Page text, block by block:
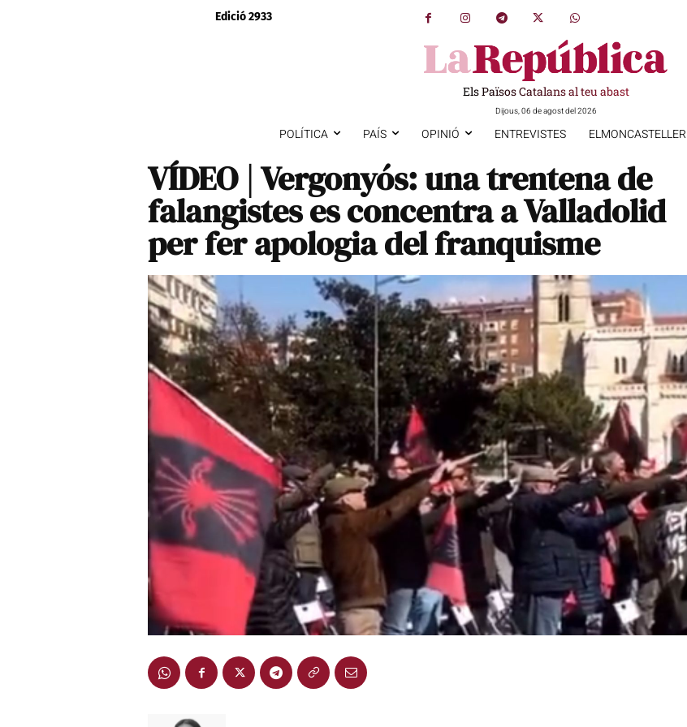
Edició 2933
Els Països Catalans al teu abast
Dijous, 06 de agost del 2026
POLÍTICA PAÍS OPINIÓ ENTREVISTES ELMONCASTELLER
VÍDEO | Vergonyós: una trentena de
falangistes es concentra a Valladolid
per fer apologia del franquisme